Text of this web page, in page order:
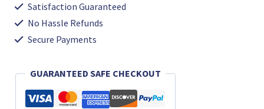
laags
aantal
Satisfaction Guaranteed
No Hassle Refunds
Secure Payments
GUARANTEED SAFE CHECKOUT